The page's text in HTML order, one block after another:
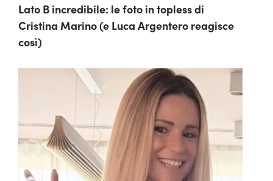
Lato B incredibile: le foto in topless di
Cristina Marino (e Luca Argentero reagisce
così)